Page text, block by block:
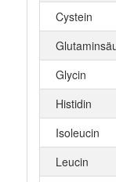
Cystein
Glycin
Histidin
Isoleucin
Leucin